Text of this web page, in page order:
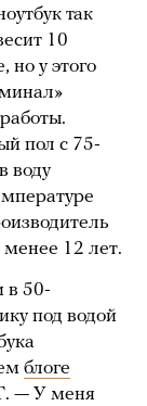
так
10
у этого
пол с 75-
воду
менее 12 лет.
в 50-
под водой
блоге
— У меня